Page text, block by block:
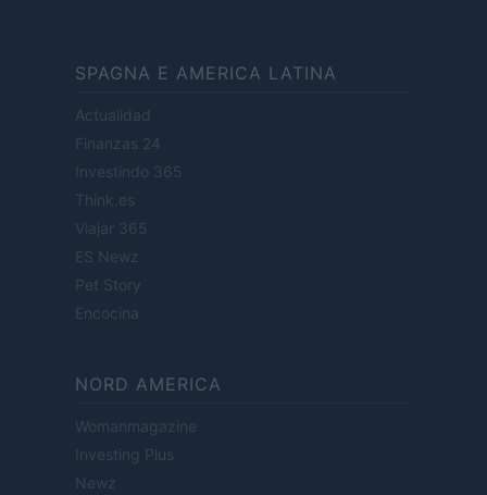
SPAGNA E AMERICA LATINA
Actualidad
Finanzas 24
Investindo 365
Think.es
Viajar 365
ES Newz
Pet Story
Encocina
NORD AMERICA
Womanmagazine
Investing Plus
Newz